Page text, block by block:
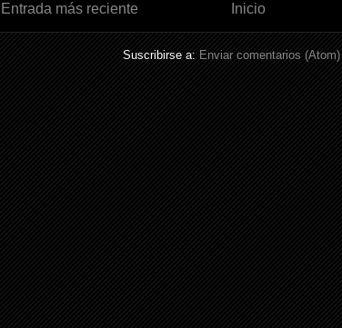
Entrada más reciente Inicio
Suscribirse a: Enviar comentarios (Atom)